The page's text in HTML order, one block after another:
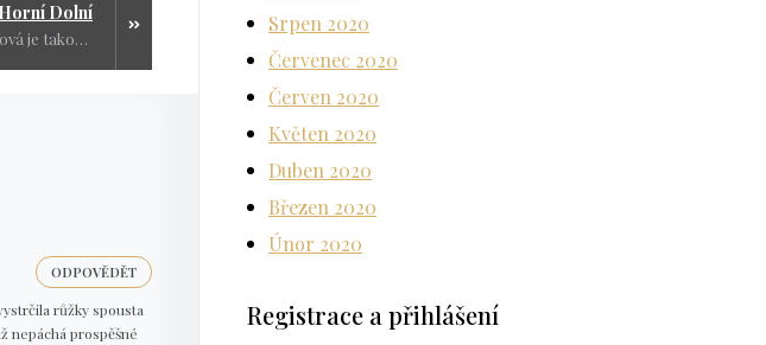
Dolní
Shrnutí? Džamila Stehlíková je takový český úkaz. Věštkyně apokalypsy s razítkem psychiatričky. Její diagnózy na dálku a geopolitické úvahy mají jedno společné – realitu míjejí obloukem.
růžky spousta
nepáchá prospěšné
ODPOVĚDĚT
Srpen 2020
Červenec 2020
Červen 2020
Květen 2020
Duben 2020
Březen 2020
Únor 2020
Registrace a přihlášení